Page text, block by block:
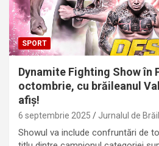
SPORT
Dynamite Fighting Show în
octombrie, cu brăileanul
afiș!
6 septembrie 2025 Jurnalul de
Showul va include confruntări de